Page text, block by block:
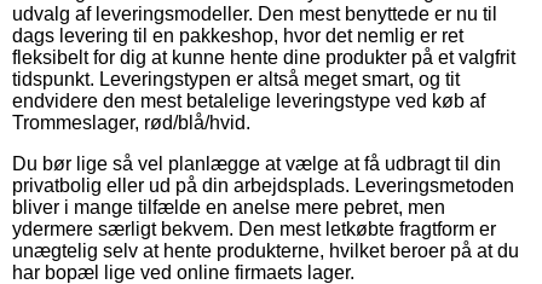
udvalg af leveringsmodeller. Den mest benyttede er nu til
dags levering til en pakkeshop, hvor det nemlig er ret
fleksibelt for dig at kunne hente dine produkter på et valgfrit
tidspunkt. Leveringstypen er altså meget smart, og tit
endvidere den mest betalelige leveringstype ved køb af
Trommeslager, rød/blå/hvid.
Du bør lige så vel planlægge at vælge at få udbragt til din
privatbolig eller ud på din arbejdsplads. Leveringsmetoden
bliver i mange tilfælde en anelse mere pebret, men
ydermere særligt bekvem. Den mest letkøbte fragtform er
unægtelig selv at hente produkterne, hvilket beroer på at du
har bopæl lige ved online firmaets lager.